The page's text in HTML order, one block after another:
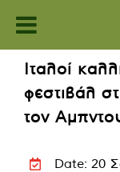
content
Ιταλοί
φεστιβάλ
τον
Date: 20